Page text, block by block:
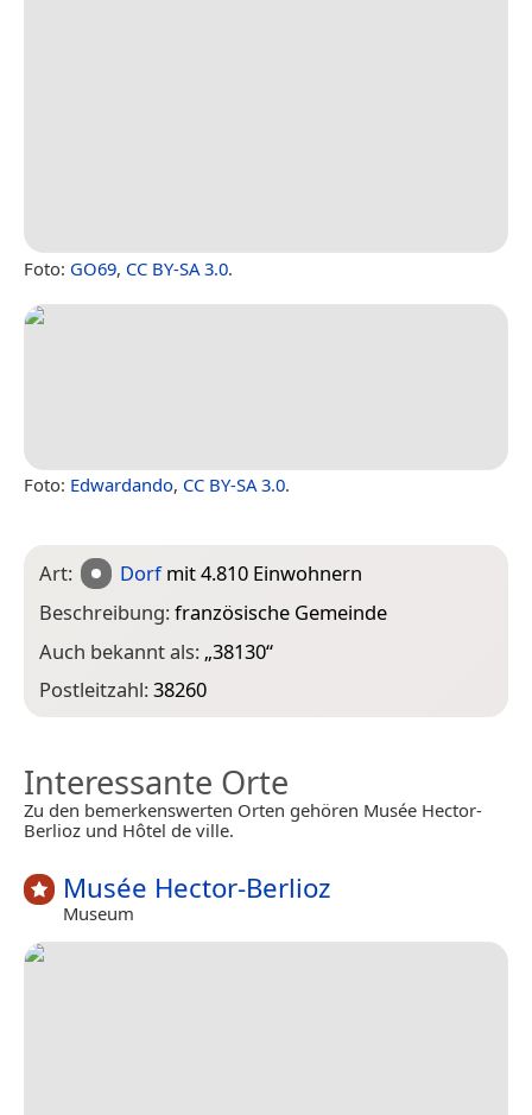
Foto: GO69, CC BY-SA 3.0.
Foto: Edwardando, CC BY-SA 3.0.
Art: Dorfmit 4.810 Einwohnern
Beschreibung:französische Gemeinde
Auch bekannt als: „38130“
Postleitzahl:38260
Interessante Orte
Zu den bemerkenswerten Orten gehören Musée Hector-
Berlioz und Hôtel de ville.
Musée Hector-Berlioz
Museum